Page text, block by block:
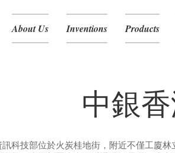
About Us Inventions Products
中銀
科技部位於火炭桂地街，附近不僅工廈